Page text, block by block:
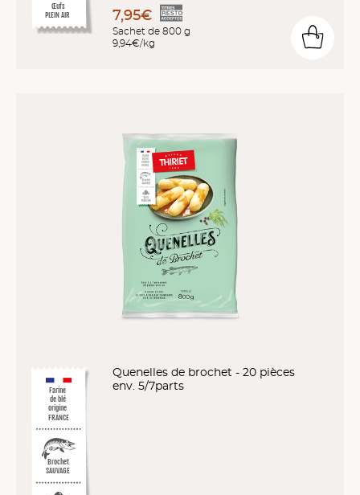
Œufs
PLEIN AIR 7,95€
Sachet de 800 g
9,94€/kg
Farine
de blé
origine
FRANCE
Brochet
SAUVAGE
Quenelles de brochet - 20 pièces
env. 5/7parts